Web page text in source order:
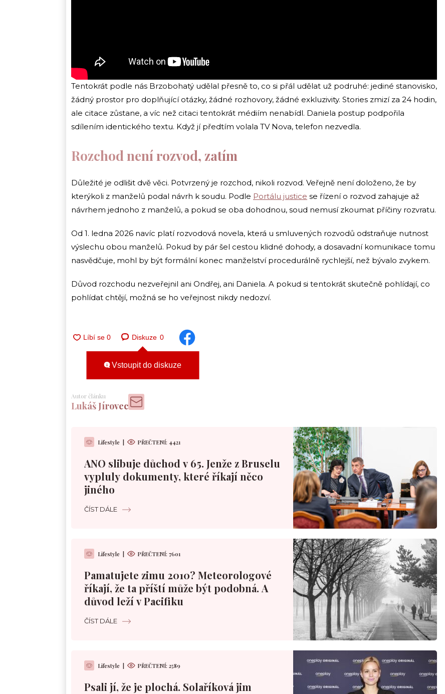
Tentokrát podle nás Brzobohatý udělal přesně to, co si přál udělat už podruhé: jediné stanovisko,
žádný prostor pro doplňující otázky, žádné rozhovory, žádné exkluzivity. Stories zmizí za 24 hodin,
ale citace zůstane, a víc než citaci tentokrát médiím nenabídl. Daniela postup podpořila
sdílením identického textu. Když jí předtím volala TV Nova, telefon nezvedla.
Rozchod není rozvod, zatím
Důležité je odlišit dvě věci. Potvrzený je rozchod, nikoli rozvod. Veřejně není doloženo, že by
kterýkoli z manželů podal návrh k soudu. Podle Portálu justice se řízení o rozvod zahajuje až
návrhem jednoho z manželů, a pokud se oba dohodnou, soud nemusí zkoumat příčiny rozvratu.
Od 1. ledna 2026 navíc platí rozvodová novela, která u smluvených rozvodů odstraňuje nutnost
výslechu obou manželů. Pokud by pár šel cestou klidné dohody, a dosavadní komunikace tomu
nasvědčuje, mohl by být formální konec manželství procedurálně rychlejší, než bývalo zvykem.
Důvod rozchodu nezveřejnil ani Ondřej, ani Daniela. A pokud si tentokrát skutečně pohlídají, co
pohlídat chtějí, možná se ho veřejnost nikdy nedozví.
Diskuze 0
Vstoupit do diskuze
Autor článku
Lukáš Jírovec
Lifestyle PŘEČTENÍ: 4421
ANO slibuje důchod v 65. Jenže z Bruselu
vypluly dokumenty, které říkají něco
jiného
ČÍST DÁLE
Lifestyle PŘEČTENÍ: 7601
Pamatujete zimu 2010? Meteorologové
říkají, že ta příští může být podobná. A
důvod leží v Pacifiku
ČÍST DÁLE
Lifestyle PŘEČTENÍ: 2589
Psali jí, že je plochá. Solaříková jim